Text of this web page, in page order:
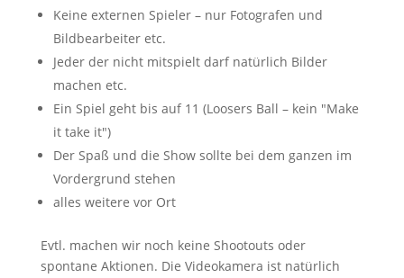
Keine externen Spieler – nur Fotografen und
Bildbearbeiter etc.
Jeder der nicht mitspielt darf natürlich Bilder
machen etc.
Ein Spiel geht bis auf 11 (Loosers Ball – kein "Make
it take it")
Der Spaß und die Show sollte bei dem ganzen im
Vordergrund stehen
alles weitere vor Ort
Evtl. machen wir noch keine Shootouts oder
spontane Aktionen. Die Videokamera ist natürlich